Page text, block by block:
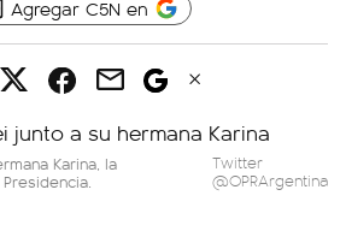
Agregar C5N en
Karina, la
Twitter
@OPRArgentina